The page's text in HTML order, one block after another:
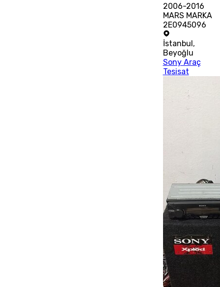
2006-2016
MARS MARKA
2E0945096
İstanbul,
Beyoğlu
Sony Araç
Tesisat